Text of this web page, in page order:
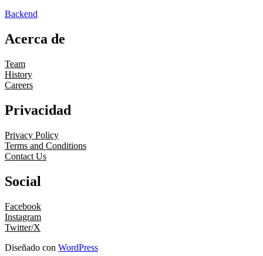
Backend
Acerca de
Team
History
Careers
Privacidad
Privacy Policy
Terms and Conditions
Contact Us
Social
Facebook
Instagram
Twitter/X
Diseñado con WordPress